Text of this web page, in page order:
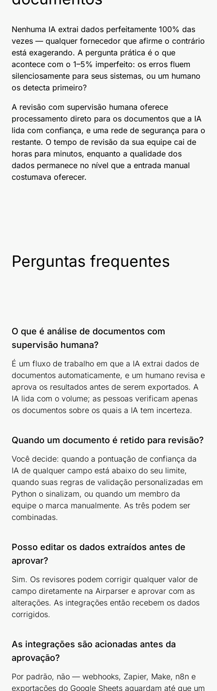
Nenhuma IA extrai dados perfeitamente 100% das
vezes — qualquer fornecedor que afirme o contrário
está exagerando. A pergunta prática é o que
acontece com o 1–5% imperfeito: os erros fluem
silenciosamente para seus sistemas, ou um humano
os detecta primeiro?
A revisão com supervisão humana oferece
processamento direto para os documentos que a IA
lida com confiança, e uma rede de segurança para o
restante. O tempo de revisão da sua equipe cai de
horas para minutos, enquanto a qualidade dos
dados permanece no nível que a entrada manual
costumava oferecer.
Perguntas frequentes
O que é análise de documentos com
supervisão humana?
É um fluxo de trabalho em que a IA extrai dados de
documentos automaticamente, e um humano revisa e
aprova os resultados antes de serem exportados. A
IA lida com o volume; as pessoas verificam apenas
os documentos sobre os quais a IA tem incerteza.
Quando um documento é retido para revisão?
Você decide: quando a pontuação de confiança da
IA de qualquer campo está abaixo do seu limite,
quando suas regras de validação personalizadas em
Python o sinalizam, ou quando um membro da
equipe o marca manualmente. As três podem ser
combinadas.
Posso editar os dados extraídos antes de
aprovar?
Sim. Os revisores podem corrigir qualquer valor de
campo diretamente na Airparser e aprovar com as
alterações. As integrações então recebem os dados
corrigidos.
As integrações são acionadas antes da
aprovação?
Por padrão, não — webhooks, Zapier, Make, n8n e
exportações do Google Sheets aguardam até que um